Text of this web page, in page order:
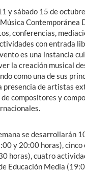
y sábado 15 de
Contemporánea
conferencias,
con entrada
es una instancia
la creación musical
como una de sus
presencia de artistas
compositores y
se desarrollarán
y 20:00 horas),
horas), cuatro
Educación Media